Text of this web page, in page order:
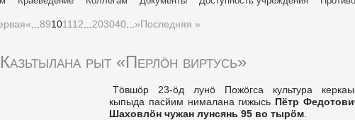
« 89101112 203040 »Последняя »
Казьтылана рыт «Перлӧн виртусь»
Тӧвшӧр 23-ӧд лунӧ Пожӧгса культура
кыпыда пасйим нималана гижысь Пётр
Шаховлӧн чужан лунсянь 95 во тырӧм